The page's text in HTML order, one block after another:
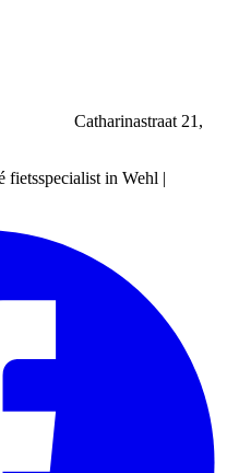
Catharinastraat 21,
in Wehl |